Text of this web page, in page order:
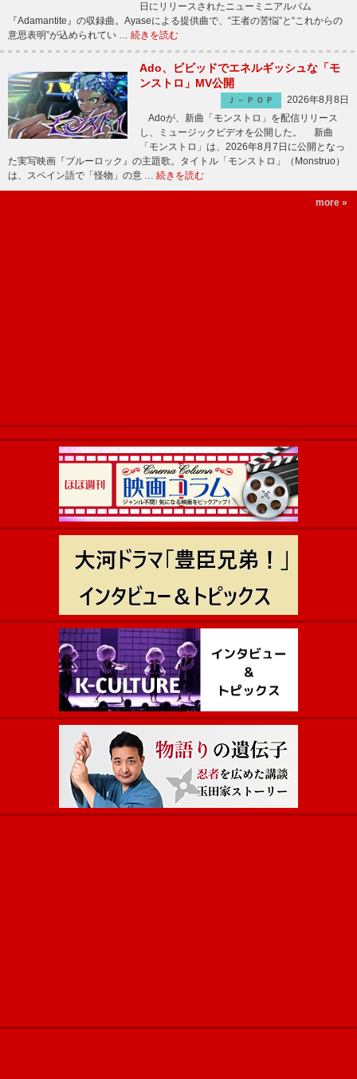
日にリリースされたニューミニアルバム
『Adamantite』の収録曲。Ayaseによる提供曲で、“王者の苦悩”と“これからの
意思表明”が込められてい … 続きを読む
Ado、ビビッドでエネルギッシュな「モ
ンストロ」MV公開
Ｊ－ＰＯＰ
2026年8月8日
Adoが、新曲「モンストロ」を配信リリース
し、ミュージックビデオを公開した。 新曲
「モンストロ」は、2026年8月7日に公開となっ
た実写映画『ブルーロック』の主題歌。タイトル「モンストロ」（Monstruo）
は、スペイン語で「怪物」の意 … 続きを読む
more »